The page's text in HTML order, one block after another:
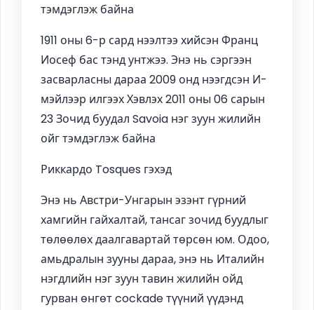
тэмдэглэж байна
1911 оны 6-р сард нээлтээ хийсэн Франц
Иосеф бас тэнд унтжээ. Энэ нь сэргээн
засварласны дараа 2009 онд нээгдсэн И-
мэйлээр илгээх Хэвлэх 2011 оны 06 сарын
23 Зочид буудал Savoia нэг зуун жилийн
ойг тэмдэглэж байна
Риккардо Tosques гэхэд
Энэ нь Австри-Унгарын эзэнт гүрний
хамгийн гайхалтай, тансаг зочид буудлыг
төлөөлөх даалгавартай төрсөн юм. Одоо,
амьдралын зууны дараа, энэ нь Италийн
нэгдлийн нэг зуун тавин жилийн ойд
гурван өнгөт cockade түүний үүдэнд